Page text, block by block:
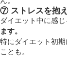
⑦ ストレスを抱
ダイエット中に感じ
ます。
特にダイエット初
ことも。